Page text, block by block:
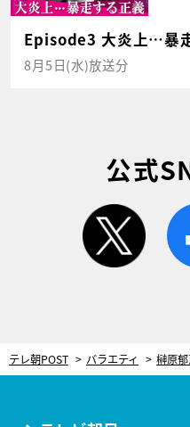
Episode3 大炎上…暴
8月5日(水)放送分
公式
twitter
テレ朝POST バラエティ